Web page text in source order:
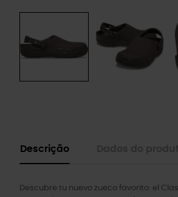
Descrição
Descubre tu nuevo zueco favorito: el